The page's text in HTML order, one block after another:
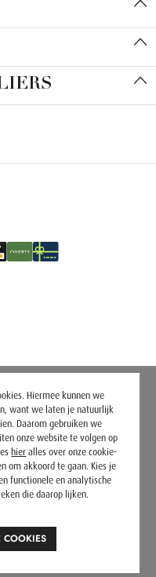
Hiermee kunnen we
want we laten je natuurlijk
Daarom gebruiken we
onze website te volgen op
hier alles over onze cookie-
om akkoord te gaan. Kies je
functionele en analytische
die daarop lijken.